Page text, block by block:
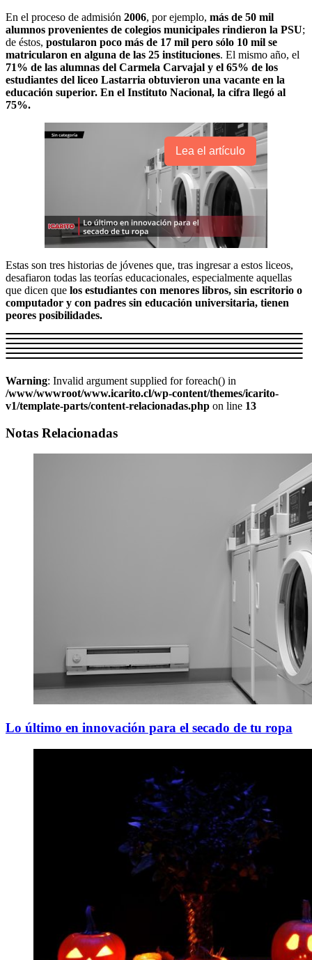
En el proceso de admisión 2006, por ejemplo, más de 50 mil
alumnos provenientes de colegios municipales rindieron la PSU;
de éstos, postularon poco más de 17 mil pero sólo 10 mil se
matricularon en alguna de las 25 instituciones. El mismo año, el
71% de las alumnas del Carmela Carvajal y el 65% de los
estudiantes del liceo Lastarria obtuvieron una vacante en la
educación superior. En el Instituto Nacional, la cifra llegó al
75%.
Lea el artículo
Estas son tres historias de jóvenes que, tras ingresar a estos liceos,
desafiaron todas las teorías educacionales, especialmente aquellas
que dicen que los estudiantes con menores libros, sin escritorio o
computador y con padres sin educación universitaria, tienen
peores posibilidades.
Warning: Invalid argument supplied for foreach() in
/www/wwwroot/www.icarito.cl/wp-content/themes/icarito-
v1/template-parts/content-relacionadas.php on line 13
Notas Relacionadas
Lo último en innovación para el secado de tu ropa